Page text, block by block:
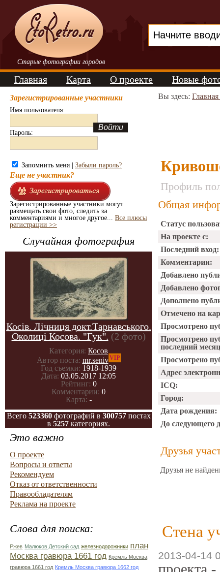
Старые фотографии городов
Главная Карта О проекте Новые
Зарегистрированные участники
Имя пользователя:
Пароль:
Запомнить меня | Забыли пароль?
Еще не участник?
Зарегистрированные участники могут
размещать свои фото, следить за
комментариями и многое другое... Все плюсы
регистрации >>
Случайная фотография
Косів. Лічниця докт.Тарнавського.
Околиці Косова. "Гук". (2 фото)
Категория: Косов
Автор поста: mr.senivVIP
Год съемки: 1918-1939
Дата: 03.05.2017 12:05
Рейтинг: 0
Комментарии: 0
Карта: -
Всего 523360фотографий в 300757постах
в 5257 категориях.
Это важно
О проекте
Вопросы и ответы
Рекомендуем
Отказ от ответственности
Правообладателям
Реклама на проекте
Слова для поиска:
Ржев Малюков Детский сад железнодорожники план
Москва гравюра 1661 год Кремль Москва
гравюра 1661 год Кремль Москва гравюра 1662 год
Вы здесь:
Профиль
Общая
Статус
На проекте с:
Последний вход:
Комментарии:
Добавлено
Добавлено
Дополнено
Отмечено на
Просмотрено
Просмотрено
последний
Просмотрено
Адрес
ICQ:
Город:
Дата рождения:
До следующего
Друзья
Друзья не
Стена
2013-04-14